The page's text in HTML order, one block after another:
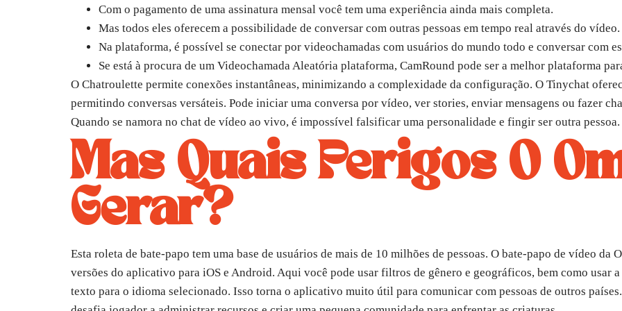
Com o pagamento de uma assinatura mensal você tem uma experiência ainda mais completa.
Mas todos eles oferecem a possibilidade de conversar com outras pessoas em tempo real através do vídeo.
Na plataforma, é possível se conectar por videochamadas com usuários do mundo todo e conversar com
Se está à procura de um Videochamada Aleatória plataforma, CamRound pode ser a melhor plataforma
O Chatroulette permite conexões instantâneas, minimizando a complexidade da configuração. O Tinychat
permitindo conversas versáteis. Pode iniciar uma conversa por vídeo, ver stories, enviar mensagens ou fazer
Quando se namora no chat de vídeo ao vivo, é impossível falsificar uma personalidade e fingir ser outra pessoa.
Mas Quais Perigos O
Gerar?
Esta roleta de bate-papo tem uma base de usuários de mais de 10 milhões de pessoas. O bate-papo de vídeo da
versões do aplicativo para iOS e Android. Aqui você pode usar filtros de gênero e geográficos, bem como usar
texto para o idioma selecionado. Isso torna o aplicativo muito útil para comunicar com pessoas de outros